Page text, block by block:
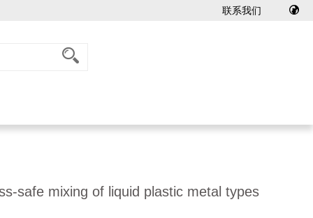
联系我们
safe mixing of liquid plastic metal types